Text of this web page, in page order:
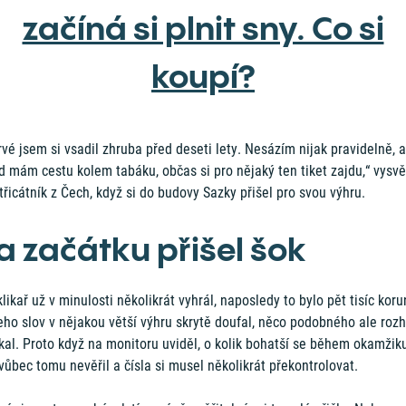
začíná si plnit sny. Co si
koupí?
jsem si vsadil zhruba před deseti lety. Nesázím nijak pravidelně,
mám cestu kolem tabáku, občas si pro nějaký ten tiket zajdu,“
z Čech, když si do budovy Sazky přišel pro svou výhru.
začátku přišel šok
už v minulosti několikrát vyhrál, naposledy to bylo pět tisíc
slov v nějakou větší výhru skrytě doufal, něco podobného ale
Proto když na monitoru uviděl, o kolik bohatší se během
tomu nevěřil a čísla si musel několikrát překontrolovat.